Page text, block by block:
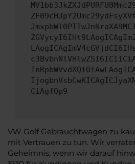
CiAgfQp9
VW Golf Gebrauchtwagen zu
mit Vertrauen zu tun. Wir
Geheimnis, wenn wir darauf